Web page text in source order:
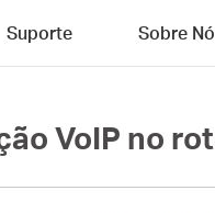
Suporte Sobre
VoIP no